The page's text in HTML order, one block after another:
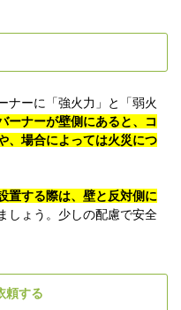
ナーに「強火力」と「弱火
ーナーが壁側にあると、コ
、場合によっては火災につ
置する際は、壁と反対側に
しょう。少しの配慮で安全
頼する